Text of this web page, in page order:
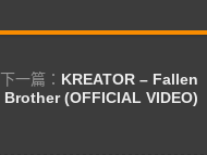
下一篇： KREATOR – Fallen
Brother (OFFICIAL VIDEO)